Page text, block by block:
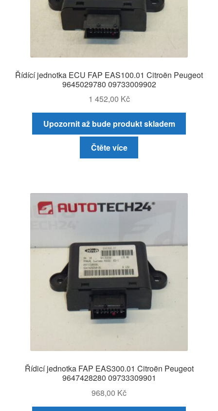
Řídící jednotka ECU FAP EAS100.01 Citroën Peugeot
9645029780 09733009902
1 452,00 Kč
Upozornit až bude produkt skladem
Čtěte více
Řídicí jednotka FAP EAS300.01 Citroën Peugeot
9647428280 09733309901
968,00 Kč